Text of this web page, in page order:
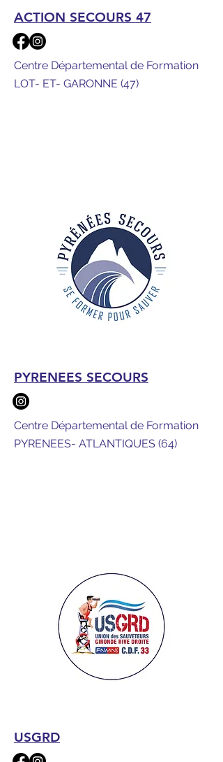
ACTION SECOURS 47
Centre Départemental de Formation
LOT- ET- GARONNE (47)
PYRENEES SECOURS
Centre Départemental de Formation
PYRENEES- ATLANTIQUES (64)
USGRD